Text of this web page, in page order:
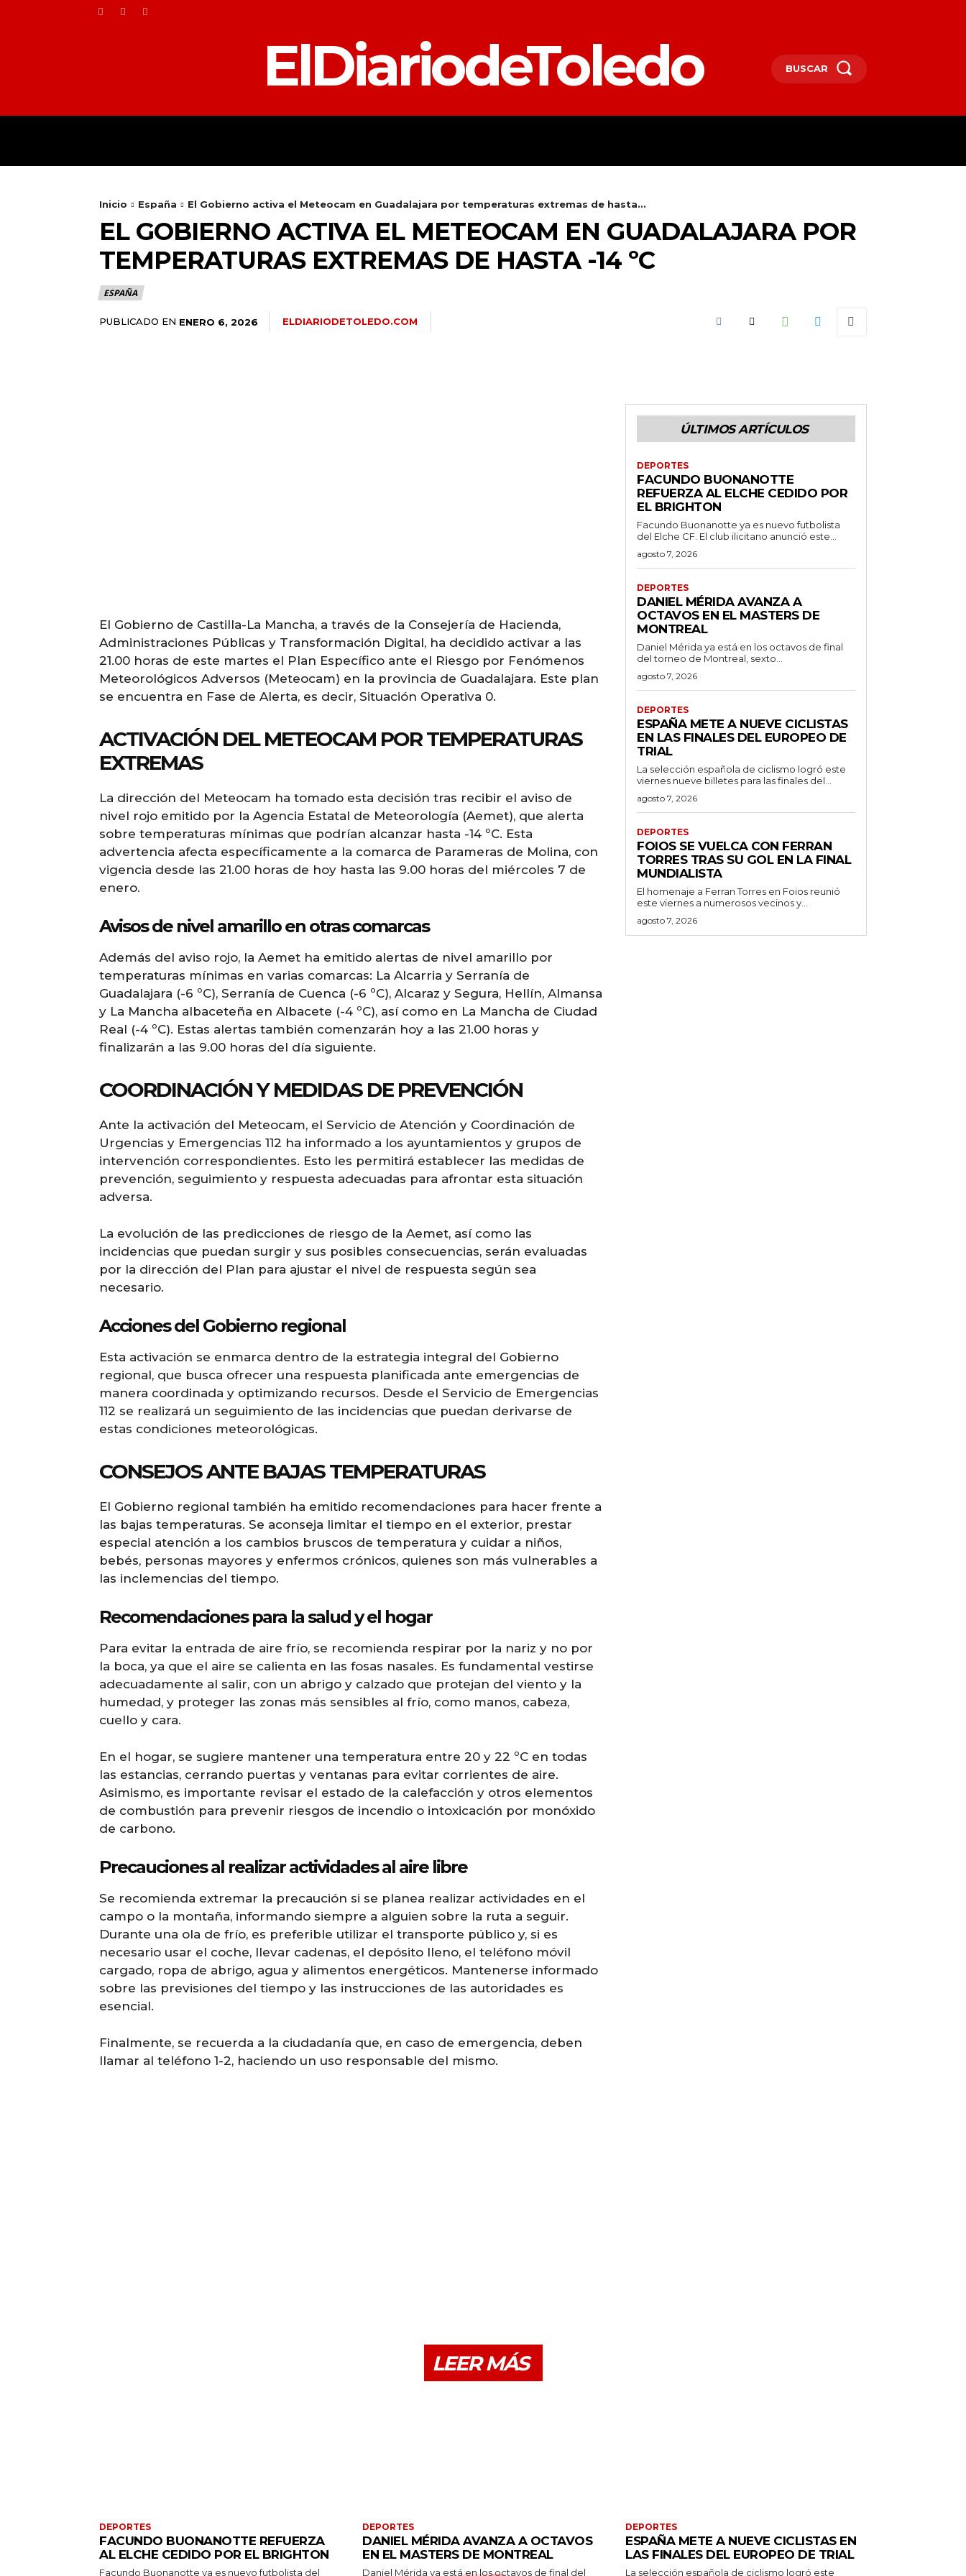
ElDiariodeToledo BUSCAR
Inicio España El Gobierno activa el Meteocam en Guadalajara por temperaturas extremas de hasta...
EL GOBIERNO ACTIVA EL METEOCAM EN GUADALAJARA POR
TEMPERATURAS EXTREMAS DE HASTA -14 ºC
ESPAÑA
PUBLICADO EN ENERO 6, 2026 ELDIARIODETOLEDO.COM
El Gobierno de Castilla-La Mancha, a través de la Consejería de Hacienda,
Administraciones Públicas y Transformación Digital, ha decidido activar a las
21.00 horas de este martes el Plan Específico ante el Riesgo por Fenómenos
Meteorológicos Adversos (Meteocam) en la provincia de Guadalajara. Este plan
se encuentra en Fase de Alerta, es decir, Situación Operativa 0.
ACTIVACIÓN DEL METEOCAM POR TEMPERATURAS
EXTREMAS
La dirección del Meteocam ha tomado esta decisión tras recibir el aviso de
nivel rojo emitido por la Agencia Estatal de Meteorología (Aemet), que alerta
sobre temperaturas mínimas que podrían alcanzar hasta -14 ºC. Esta
advertencia afecta específicamente a la comarca de Parameras de Molina, con
vigencia desde las 21.00 horas de hoy hasta las 9.00 horas del miércoles 7 de
enero.
Avisos de nivel amarillo en otras comarcas
Además del aviso rojo, la Aemet ha emitido alertas de nivel amarillo por
temperaturas mínimas en varias comarcas: La Alcarria y Serranía de
Guadalajara (-6 ºC), Serranía de Cuenca (-6 ºC), Alcaraz y Segura, Hellín, Almansa
y La Mancha albaceteña en Albacete (-4 ºC), así como en La Mancha de Ciudad
Real (-4 ºC). Estas alertas también comenzarán hoy a las 21.00 horas y
finalizarán a las 9.00 horas del día siguiente.
COORDINACIÓN Y MEDIDAS DE PREVENCIÓN
Ante la activación del Meteocam, el Servicio de Atención y Coordinación de
Urgencias y Emergencias 112 ha informado a los ayuntamientos y grupos de
intervención correspondientes. Esto les permitirá establecer las medidas de
prevención, seguimiento y respuesta adecuadas para afrontar esta situación
adversa.
La evolución de las predicciones de riesgo de la Aemet, así como las
incidencias que puedan surgir y sus posibles consecuencias, serán evaluadas
por la dirección del Plan para ajustar el nivel de respuesta según sea
necesario.
Acciones del Gobierno regional
Esta activación se enmarca dentro de la estrategia integral del Gobierno
regional, que busca ofrecer una respuesta planificada ante emergencias de
manera coordinada y optimizando recursos. Desde el Servicio de Emergencias
112 se realizará un seguimiento de las incidencias que puedan derivarse de
estas condiciones meteorológicas.
CONSEJOS ANTE BAJAS TEMPERATURAS
El Gobierno regional también ha emitido recomendaciones para hacer frente a
las bajas temperaturas. Se aconseja limitar el tiempo en el exterior, prestar
especial atención a los cambios bruscos de temperatura y cuidar a niños,
bebés, personas mayores y enfermos crónicos, quienes son más vulnerables a
las inclemencias del tiempo.
Recomendaciones para la salud y el hogar
Para evitar la entrada de aire frío, se recomienda respirar por la nariz y no por
la boca, ya que el aire se calienta en las fosas nasales. Es fundamental vestirse
adecuadamente al salir, con un abrigo y calzado que protejan del viento y la
humedad, y proteger las zonas más sensibles al frío, como manos, cabeza,
cuello y cara.
En el hogar, se sugiere mantener una temperatura entre 20 y 22 ºC en todas
las estancias, cerrando puertas y ventanas para evitar corrientes de aire.
Asimismo, es importante revisar el estado de la calefacción y otros elementos
de combustión para prevenir riesgos de incendio o intoxicación por monóxido
de carbono.
Precauciones al realizar actividades al aire libre
Se recomienda extremar la precaución si se planea realizar actividades en el
campo o la montaña, informando siempre a alguien sobre la ruta a seguir.
Durante una ola de frío, es preferible utilizar el transporte público y, si es
necesario usar el coche, llevar cadenas, el depósito lleno, el teléfono móvil
cargado, ropa de abrigo, agua y alimentos energéticos. Mantenerse informado
sobre las previsiones del tiempo y las instrucciones de las autoridades es
esencial.
Finalmente, se recuerda a la ciudadanía que, en caso de emergencia, deben
llamar al teléfono 1-2, haciendo un uso responsable del mismo.
ÚLTIMOS ARTÍCULOS
DEPORTES
FACUNDO BUONANOTTE
REFUERZA AL ELCHE CEDIDO POR
EL BRIGHTON
Facundo Buonanotte ya es nuevo futbolista
del Elche CF. El club ilicitano anunció este...
agosto 7, 2026
DEPORTES
DANIEL MÉRIDA AVANZA A
OCTAVOS EN EL MASTERS DE
MONTREAL
Daniel Mérida ya está en los octavos de final
del torneo de Montreal, sexto...
agosto 7, 2026
DEPORTES
ESPAÑA METE A NUEVE CICLISTAS
EN LAS FINALES DEL EUROPEO DE
TRIAL
La selección española de ciclismo logró este
viernes nueve billetes para las finales del...
agosto 7, 2026
DEPORTES
FOIOS SE VUELCA CON FERRAN
TORRES TRAS SU GOL EN LA FINAL
MUNDIALISTA
El homenaje a Ferran Torres en Foios reunió
este viernes a numerosos vecinos y...
agosto 7, 2026
LEER MÁS
DEPORTES
FACUNDO BUONANOTTE REFUERZA
AL ELCHE CEDIDO POR EL BRIGHTON
Facundo Buonanotte ya es nuevo futbolista del
DEPORTES
DANIEL MÉRIDA AVANZA A OCTAVOS
EN EL MASTERS DE MONTREAL
Daniel Mérida ya está en los octavos de final del
DEPORTES
ESPAÑA METE A NUEVE CICLISTAS EN
LAS FINALES DEL EUROPEO DE TRIAL
La selección española de ciclismo logró este